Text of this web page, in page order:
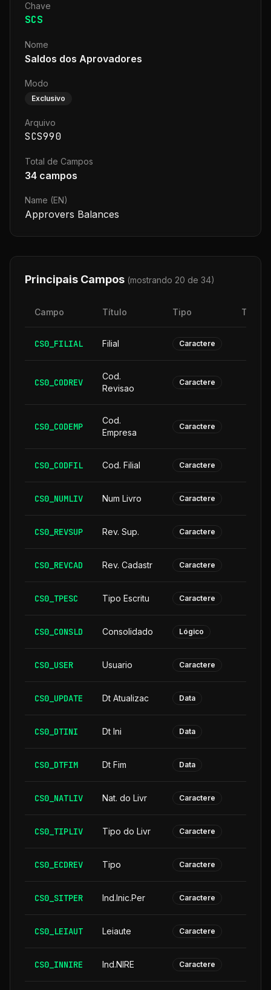
Chave
SCS
Nome
Saldos dos Aprovadores
Modo
Exclusivo
Arquivo
SCS990
Total de Campos
34 campos
Name (EN)
Approvers Balances
Principais Campos (mostrando 20 de 34)
Campo Título Tipo
CS0_FILIAL Filial Caractere
CS0_CODREV
Cod.
Revisao
Caractere
CS0_CODEMP
Cod.
Empresa
Caractere
CS0_CODFIL Cod. Filial Caractere
CS0_NUMLIV Num Livro Caractere
CS0_REVSUP Rev. Sup. Caractere
CS0_REVCAD Rev. Cadastr Caractere
CS0_TPESC Tipo Escritu Caractere
CS0_CONSLD Consolidado Lógico
CS0_USER Usuario Caractere
CS0_UPDATE Dt Atualizac Data
CS0_DTINI Dt Ini Data
CS0_DTFIM Dt Fim Data
CS0_NATLIV Nat. do Livr Caractere
CS0_TIPLIV Tipo do Livr Caractere
CS0_ECDREV Tipo Caractere
CS0_SITPER Ind.Inic.Per Caractere
CS0_LEIAUT Leiaute Caractere
CS0_INNIRE Ind.NIRE Caractere